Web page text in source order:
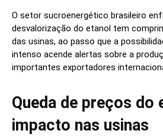
O setor sucroenergético brasileiro
desvalorização do etanol tem
das usinas, ao passo que a
intenso acende alertas sobre a
importantes exportadores
Queda de preços do
impacto nas usinas